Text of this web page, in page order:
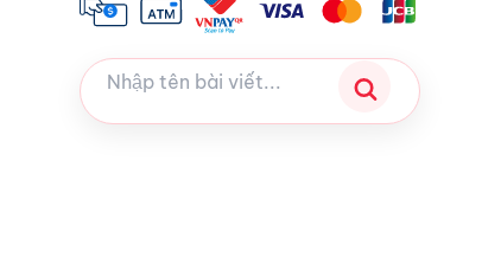
giản và phù hợp cả với người chưa từng